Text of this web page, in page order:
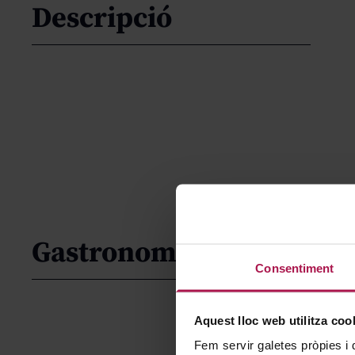
Consentiment
Aquest lloc web utilitza
Fem servir galetes pròpies i
Descripció
Gastronomía